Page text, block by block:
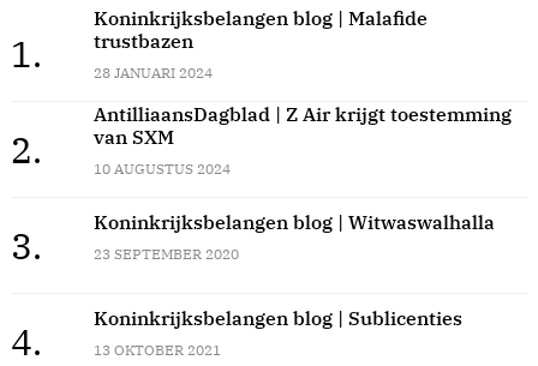
1.
Koninkrijksbelangen blog | Malafide
trustbazen
28 JANUARI 2024
2.
AntilliaansDagblad | Z Air krijgt toestemming
van SXM
10 AUGUSTUS 2024
3.
Koninkrijksbelangen blog | Witwaswalhalla
23 SEPTEMBER 2020
4.
Koninkrijksbelangen blog | Sublicenties
13 OKTOBER 2021